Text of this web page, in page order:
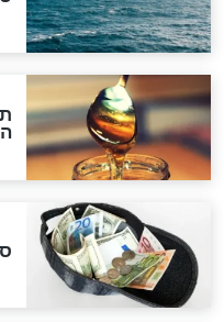
לכל
אחרית
האם